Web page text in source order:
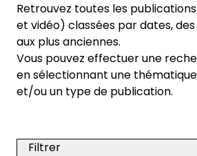
Retrouvez toutes les
et vidéo) classées par dates,
aux plus anciennes.
Vous pouvez effectuer une
en sélectionnant une
et/ou un type de publication.
Filtrer